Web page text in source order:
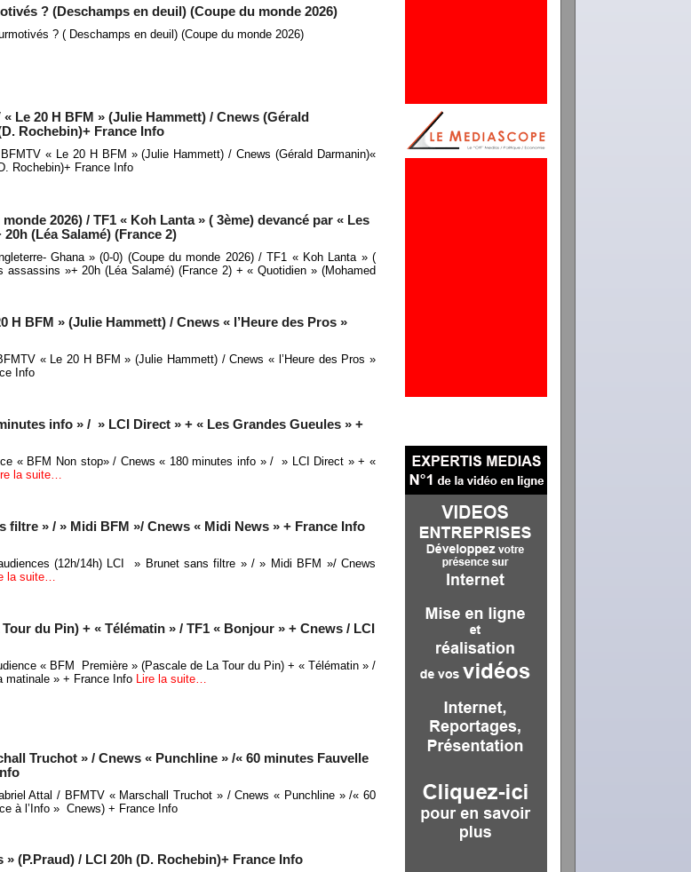
? (Deschamps en deuil) (Coupe du monde 2026)
? ( Deschamps en deuil) (Coupe du monde 2026)
Le 20 H BFM » (Julie Hammett) / Cnews (Gérald
Rochebin)+ France Info
« Le 20 H BFM » (Julie Hammett) / Cnews (Gérald Darmanin)«
Rochebin)+ France Info
2026) / TF1 « Koh Lanta » ( 3ème) devancé par « Les
(Léa Salamé) (France 2)
Ghana » (0-0) (Coupe du monde 2026) / TF1 « Koh Lanta » (
»+ 20h (Léa Salamé) (France 2) + « Quotidien » (Mohamed
BFM » (Julie Hammett) / Cnews « l’Heure des Pros »
« Le 20 H BFM » (Julie Hammett) / Cnews « l’Heure des Pros »
Info
info » / » LCI Direct » + « Les Grandes Gueules » +
« BFM Non stop» / Cnews « 180 minutes info » / » LCI Direct » + «
la suite…
» / » Midi BFM »/ Cnews « Midi News » + France Info
(12h/14h) LCI » Brunet sans filtre » / » Midi BFM »/ Cnews
la suite…
du Pin) + « Télématin » / TF1 « Bonjour » + Cnews / LCI
« BFM Première » (Pascale de La Tour du Pin) + « Télématin » /
matinale » + France Info
Lire la suite…
Truchot » / Cnews « Punchline » /« 60 minutes Fauvelle
Attal / BFMTV « Marschall Truchot » / Cnews « Punchline » /« 60
à l’Info » Cnews) + France Info
» (P.Praud) / LCI 20h (D. Rochebin)+ France Info